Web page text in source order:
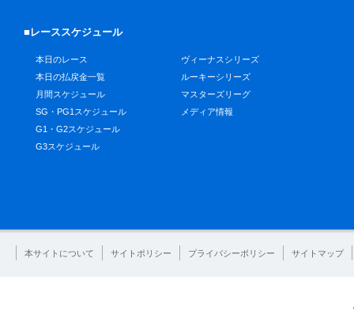
■レーススケジュール
本日のレース
本日の払戻金一覧
月間スケジュール
SG・PG1スケジュール
G1・G2スケジュール
G3スケジュール
ヴィーナスシリーズ
ルーキーシリーズ
マスターズリーグ
メディア情報
本サイトについて サイトポリシー プライバシーポリシー サイトマップ